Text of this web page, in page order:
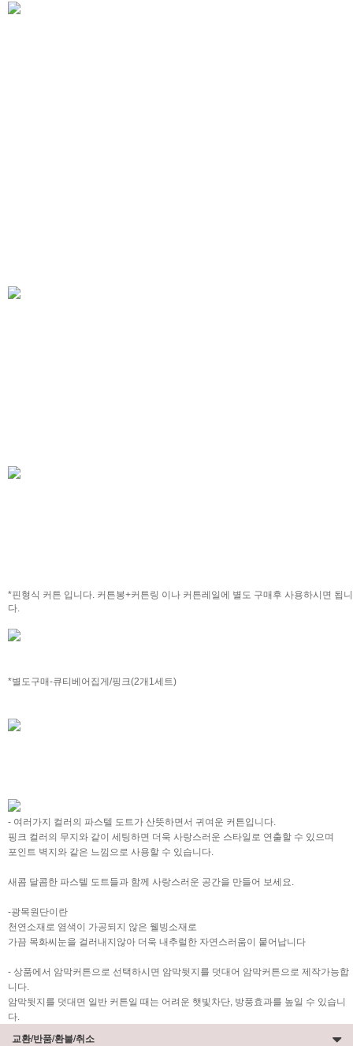
*핀형식 커튼 입니다. 커튼봉+커튼링 이나 커튼레일에 별도 구매후 사용하시면 됩니
다.
*별도구매-큐티베어집게/핑크(2개1세트)
- 여러가지 컬러의 파스텔 도트가 산뜻하면서 귀여운 커튼입니다.
핑크 컬러의 무지와 같이 세팅하면 더욱 사랑스러운 스타일로 연출할 수 있으며
포인트 벽지와 같은 느낌으로 사용할 수 있습니다.
새콤 달콤한 파스텔 도트들과 함께 사랑스러운 공간을 만들어 보세요.
-광목원단이란
천연소재로 염색이 가공되지 않은 웰빙소재로
가끔 목화씨눈을 걸러내지않아 더욱 내추럴한 자연스러움이 뭍어납니다
- 상품에서 암막커튼으로 선택하시면 암막뒷지를 덧대어 암막커튼으로 제작가능합
니다.
암막뒷지를 덧대면 일반 커튼일 때는 어려운 햇빛차단, 방풍효과를 높일 수 있습니
다.
교환/반품/환불/취소